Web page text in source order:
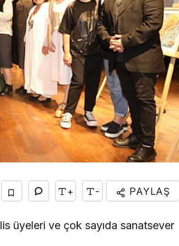
+ - PAYLAŞ
üyeleri ve çok sayıda sanatsever